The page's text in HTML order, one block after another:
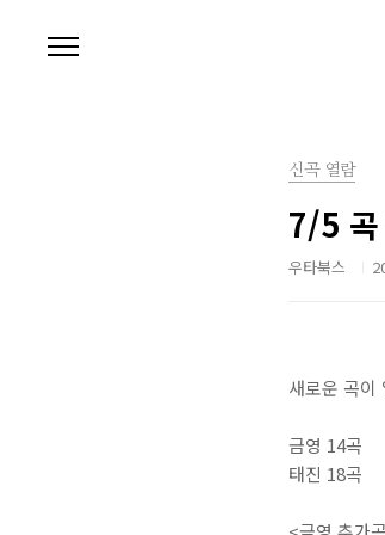
신곡 열람
7/5 곡
우타북스
새로운 곡이
금영 14곡
태진 18곡